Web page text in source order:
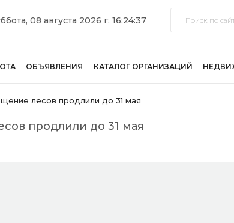
08 августа 2026 г. 16:24:37
ОБЪЯВЛЕНИЯ КАТАЛОГ ОРГАНИЗАЦИЙ
лесов продлили до 31 мая
продлили до 31 мая